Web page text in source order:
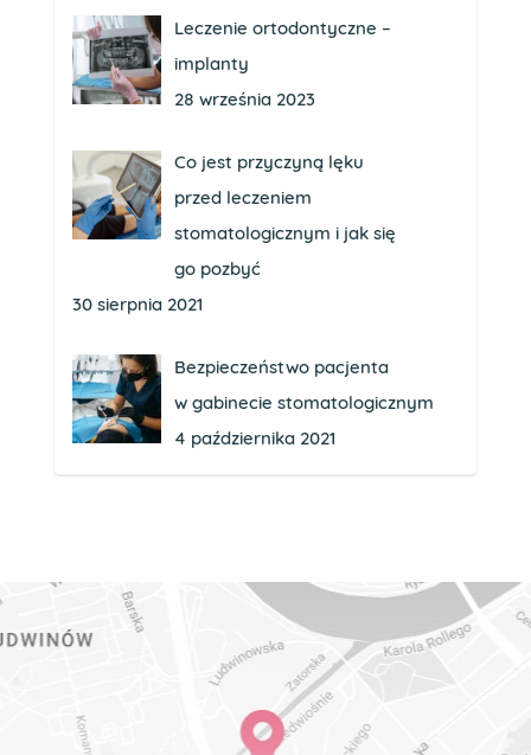
Leczenie ortodontyczne –
implanty
28 września 2023
Co jest przyczyną lęku
przed leczeniem
stomatologicznym i jak się
go pozbyć
30 sierpnia 2021
Bezpieczeństwo pacjenta
w gabinecie stomatologicznym
4 października 2021